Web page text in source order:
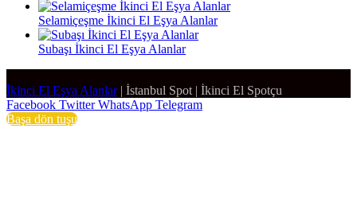
Selamiçeşme İkinci El Eşya Alanlar
Subaşı İkinci El Eşya Alanlar
İkinci El Eşya Alanlar İstanbul Spot İkinci El Spotçu
Facebook Twitter WhatsApp Telegram
Başa dön tuşu